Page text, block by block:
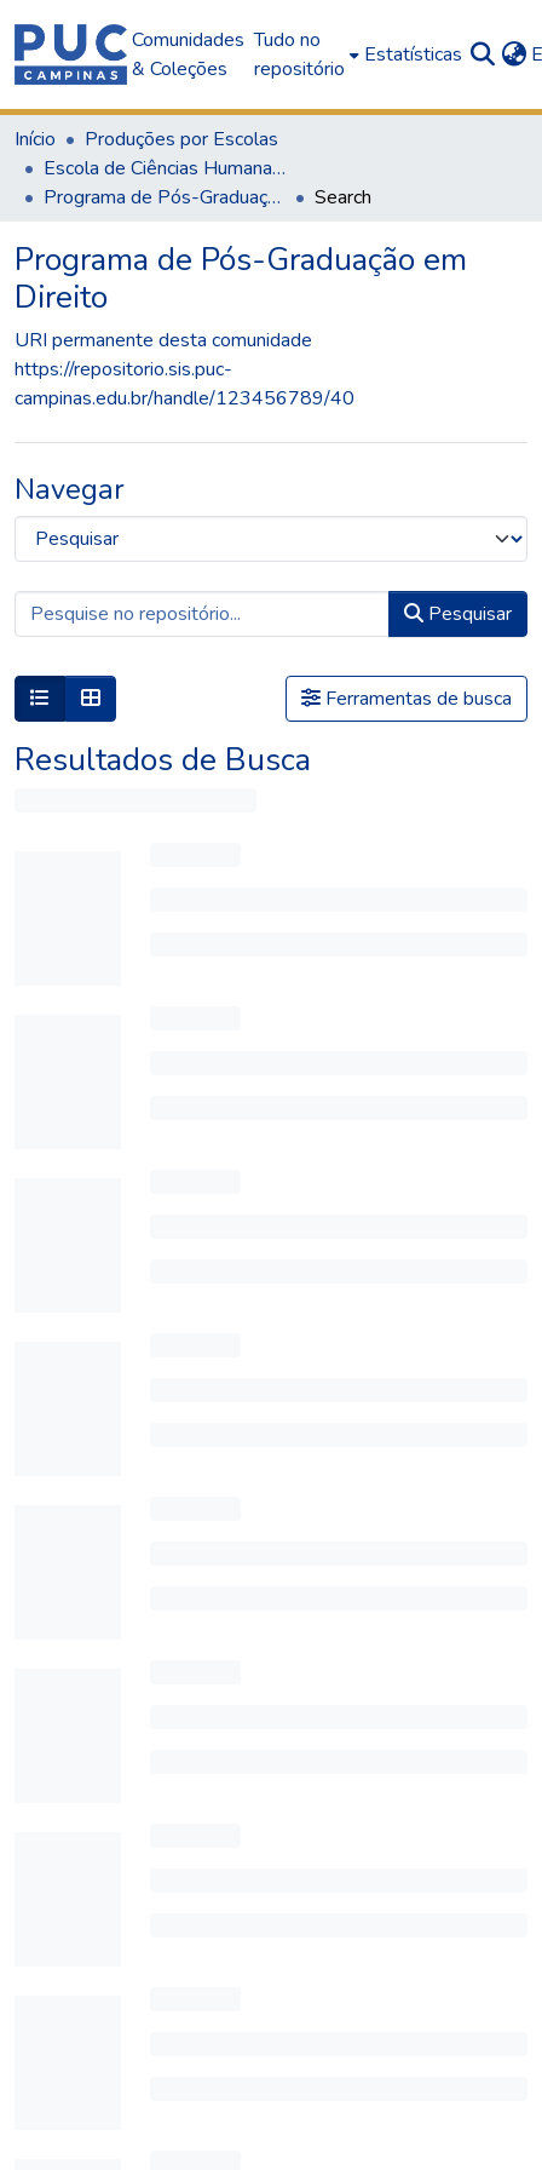
Comunidades
& Coleções
Tudo no
repositório
Estatísticas
Início
Produções por Escolas
Escola de Ciências Humanas, Jurídicas e Sociais
Programa de Pós-Graduação em Direito
Search
Programa de Pós-Graduação em
Direito
URI permanente desta comunidade
https://repositorio.sis.puc-
campinas.edu.br/handle/123456789/40
Navegar
Pesquisar
Ferramentas de busca
Resultados de Busca